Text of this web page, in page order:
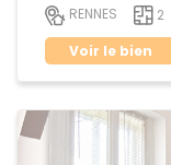
RENNES 2
Voir le bien